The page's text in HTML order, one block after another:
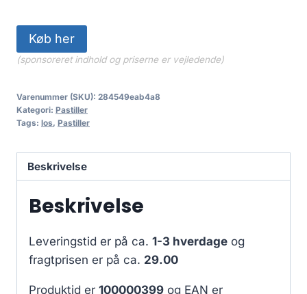
Køb her
(sponsoreret indhold og priserne er vejledende)
Varenummer (SKU): 284549eab4a8
Kategori: Pastiller
Tags: los, Pastiller
Beskrivelse
Beskrivelse
Leveringstid er på ca. 1-3 hverdage og
fragtprisen er på ca. 29.00
Produktid er 100000399 og EAN er